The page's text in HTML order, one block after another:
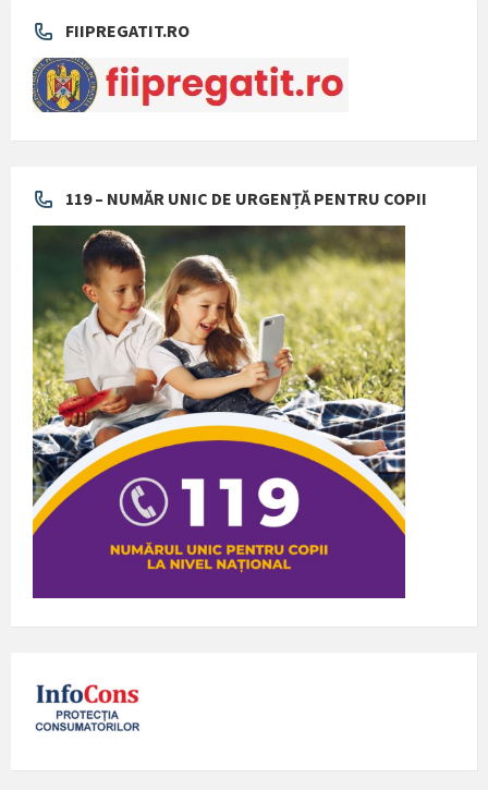
FIIPREGATIT.RO
119 – NUMĂR UNIC DE URGENȚĂ PENTRU COPII